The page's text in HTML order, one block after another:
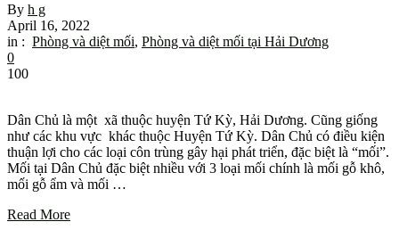
By h g
April 16, 2022
in : Phòng và diệt mối, Phòng và diệt mối tại Hải Dương
0
100
Dân Chủ là một xã thuộc huyện Tứ Kỳ, Hải Dương. Cũng giống
như các khu vực khác thuộc Huyện Tứ Kỳ. Dân Chủ có điều kiện
thuận lợi cho các loại côn trùng gây hại phát triển, đặc biệt là “mối”.
Mối tại Dân Chủ đặc biệt nhiều với 3 loại mối chính là mối gỗ khô,
mối gỗ ẩm và mối …
Read More